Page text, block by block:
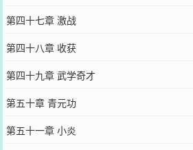
第四十七章 激战
第四十八章 收获
第四十九章 武学奇才
第五十章 青元功
第五十一章 小炎